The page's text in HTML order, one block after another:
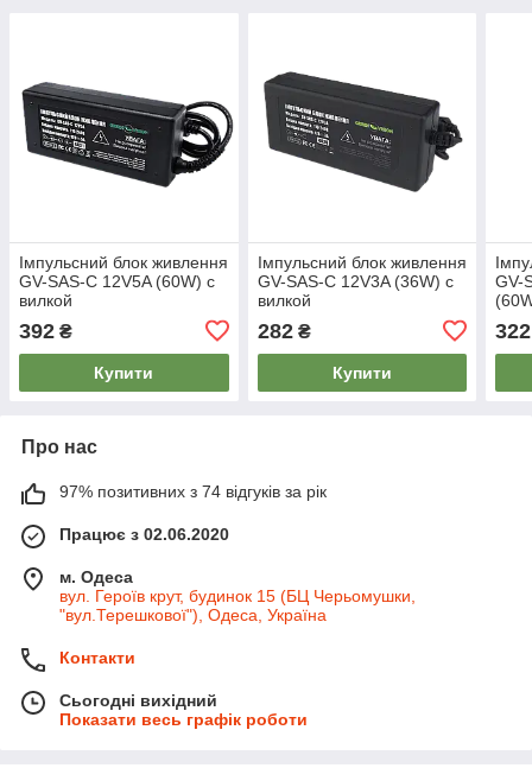
Імпульсний блок живлення
GV-SAS-C 12V5A (60W) с
вилкой
392 ₴
Купити
Імпульсний блок живлення
GV-SAS-C 12V3A (36W) с
вилкой
282₴
Купити
GV-
322
Про нас
97% позитивних з 74 відгуків за рік
Працює з 02.06.2020
м. Одеса
вул. Героїв крут, будинок 15 (БЦ Черьомушки,
"вул.Терешкової"), Одеса, Україна
Контакти
Сьогодні вихідний
Показати весь графік роботи